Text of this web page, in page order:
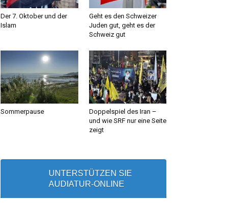
Der 7. Oktober und der
Islam
Geht es den Schweizer
Juden gut, geht es der
Schweiz gut
Sommerpause
Doppelspiel des Iran –
und wie SRF nur eine Seite
zeigt
UNTERSTÜTZEN SIE
AUDIATUR-ONLINE